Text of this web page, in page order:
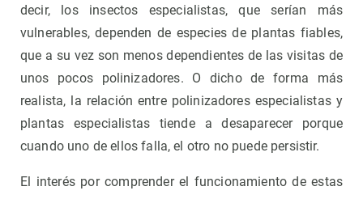
decir, los insectos especialistas, que serían más
vulnerables, dependen de especies de plantas fiables,
que a su vez son menos dependientes de las visitas de
unos pocos polinizadores. O dicho de forma más
realista, la relación entre polinizadores especialistas y
plantas especialistas tiende a desaparecer porque
cuando uno de ellos falla, el otro no puede persistir.
El interés por comprender el funcionamiento de estas